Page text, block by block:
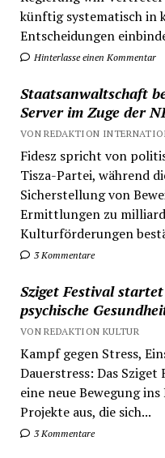
künftig systematisch in
Entscheidungen
Hinterlasse einen Kommentar
Staatsanwaltschaft
Server im Zuge der
VON REDAKTION
Fidesz spricht von
Tisza-Partei, während
Sicherstellung von
Ermittlungen zu
Kulturförderungen
3 Kommentare
Sziget Festival
psychische
VON REDAKTION KULTUR
Kampf gegen Stress,
Dauerstress: Das
eine neue Bewegung
Projekte aus, die sich...
3 Kommentare